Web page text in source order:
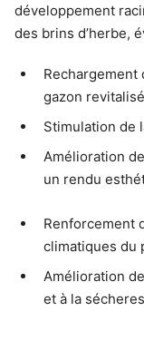
développement
des brins d’herbe,
gazon revitalisé
Stimulation de
Amélioration
un rendu
Renforcement
climatiques du
Amélioration
et à la